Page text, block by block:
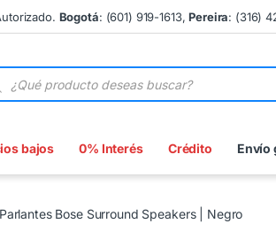
Bogotá: (601) 919-1613,Pereira: (316)
de productos
bajos 0% Interés Crédito Envío
Parlantes Bose Surround Speakers | Negro